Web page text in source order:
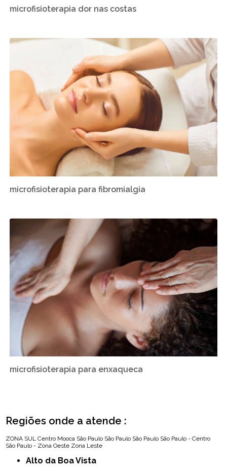
microfisioterapia dor nas costas
microfisioterapia para fibromialgia
microfisioterapia para enxaqueca
Regiões onde a atende :
ZONA SUL Centro Mooca São Paulo São Paulo São Paulo São Paulo - Centro
São Paulo - Zona Oeste Zona Leste
Alto da Boa Vista